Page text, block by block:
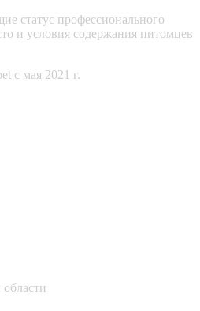
статус профессионального
и условия содержания питомцев
c мая 2021 г.